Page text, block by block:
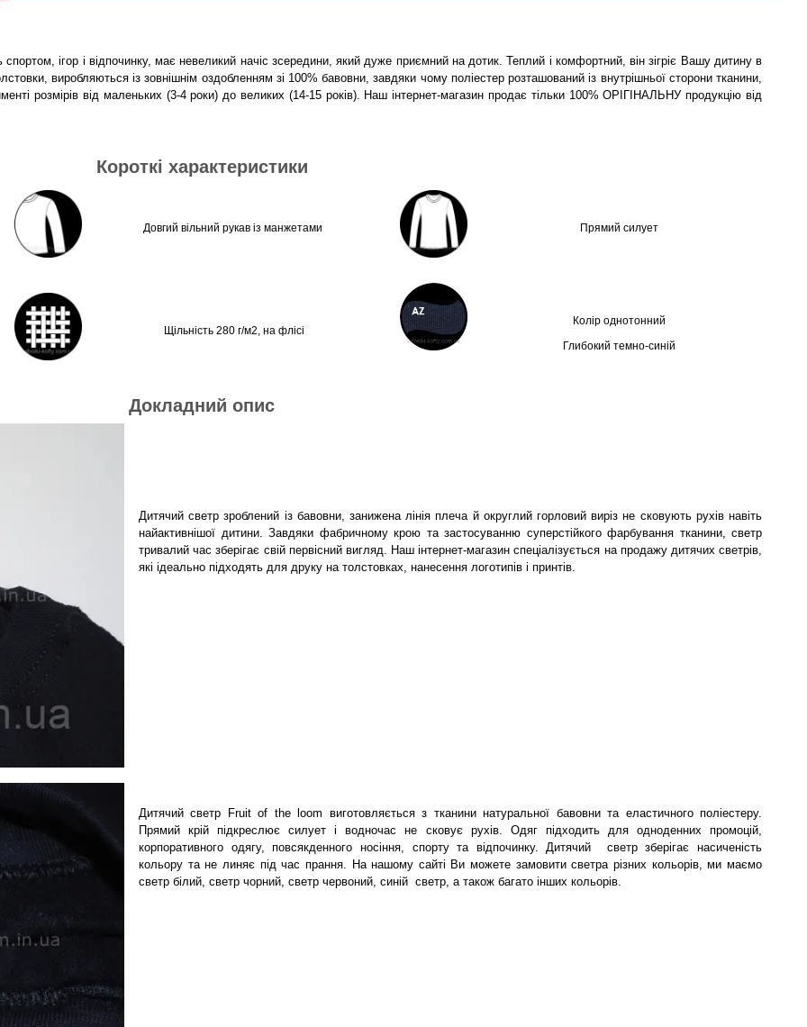
ігор і відпочинку, має невеликий начіс зсередини, який дуже приємний на дотик. Теплий і комфортний, він зігріє Вашу дитину в
виробляються із зовнішнім оздобленням зі 100% бавовни, завдяки чому поліестер розташований із внутрішньої сторони тканини,
розмірів від маленьких (3-4 роки) до великих (14-15 років). Наш інтернет-магазин продає тільки 100% ОРІГІНАЛЬНУ продукцію від
Короткі характеристики
Довгий вільний рукав із манжетами Прямий силует
Щільність 280 г/м2, на флісі
Колір однотонний
Глибокий темно-синій
Докладний опис
Дитячий светр зроблений із бавовни, занижена лінія плеча й округлий горловий виріз не сковують рухів навіть
найактивнішої дитини. Завдяки фабричному крою та застосуванню суперстійкого фарбування тканини, светр
тривалий час зберігає свій первісний вигляд. Наш інтернет-магазин спеціалізується на продажу дитячих светрів,
які ідеально підходять для друку на толстовках, нанесення логотипів і принтів.
Дитячий светр Fruit of the loom виготовляється з тканини натуральної бавовни та еластичного поліестеру.
Прямий крій підкреслює силует і водночас не сковує рухів. Одяг підходить для одноденних промоцій,
корпоративного одягу, повсякденного носіння, спорту та відпочинку. Дитячий светр зберігає насиченість
кольору та не линяє під час прання. На нашому сайті Ви можете замовити светра різних кольорів, ми маємо
светр білий, светр чорний, светр червоний, синій светр, а також багато інших кольорів.